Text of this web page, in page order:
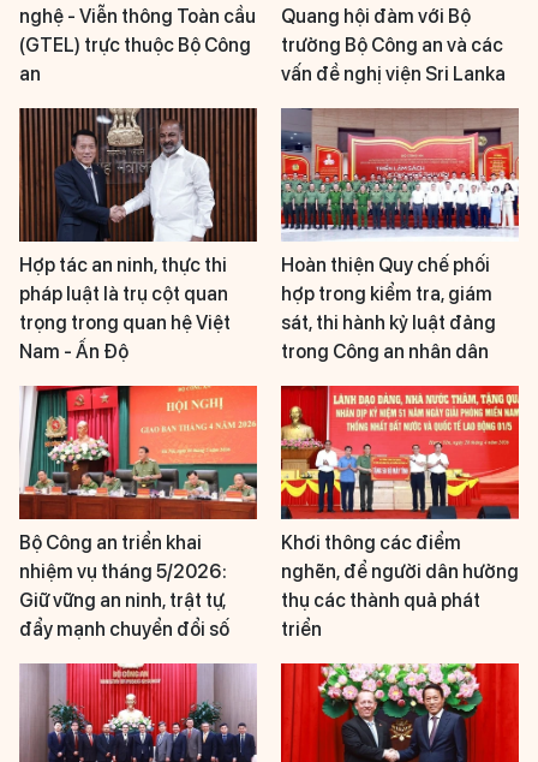
nghệ - Viễn thông Toàn cầu
(GTEL) trực thuộc Bộ Công
an
Quang hội đàm với Bộ
trưởng Bộ Công an và các
vấn đề nghị viện Sri Lanka
Hợp tác an ninh, thực thi
pháp luật là trụ cột quan
trọng trong quan hệ Việt
Nam - Ấn Độ
Hoàn thiện Quy chế phối
hợp trong kiểm tra, giám
sát, thi hành kỷ luật đảng
trong Công an nhân dân
Bộ Công an triển khai
nhiệm vụ tháng 5/2026:
Giữ vững an ninh, trật tự,
đẩy mạnh chuyển đổi số
Khơi thông các điểm
nghẽn, để người dân hưởng
thụ các thành quả phát
triển